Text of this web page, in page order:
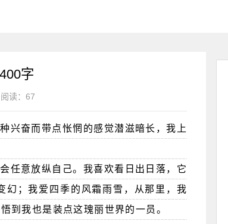
字
阅读：67
兴奋而带点怅惘的感觉潜滋暗长，我上
任意放纵自己。我喜欢看日出日落，它
幻；我爱四季的风霜雨雪，从那里，我
到我也是装点这瑰丽世界的一员。